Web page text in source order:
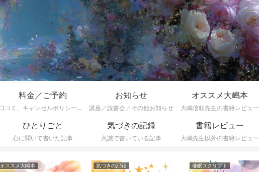
料金／ご予約
口コミ、キャンセルポリシーなど
お知らせ
講座／読書会／その他お知らせ
オススメ大嶋本
大嶋信頼先生の書籍レビュー
ひとりごと
心に聞いて書いた記事
気づきの記録
意識で書いている記事
書籍レビュー
大嶋先生以外の書籍レビュー
ひとりごと 遺伝子コード・呪文一覧 オススメ大嶋本